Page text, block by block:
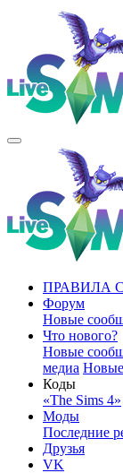
ПРАВИЛА
Форум
Новые
Что нового?
Новые
медиа
Коды
«The Sims 4»
Моды
Последние
Друзья
VK